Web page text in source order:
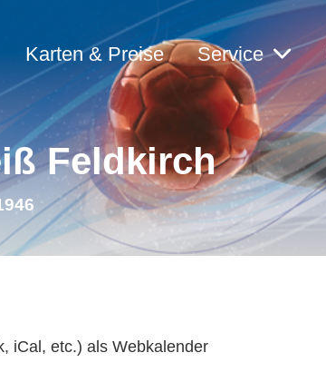
Karten & Preise Service
Feldkirch
iCal, etc.) als Webkalender